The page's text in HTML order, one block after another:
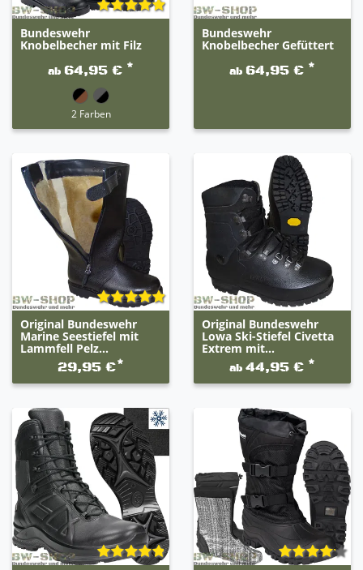
Bundeswehr
Knobelbecher mit Filz
ab 64,95 € *
2 Farben
Bundeswehr
Knobelbecher Gefüttert
ab 64,95 € *
Original Bundeswehr
Marine Seestiefel mit
Lammfell Pelz...
29,95 €*
Original Bundeswehr
Lowa Ski-Stiefel Civetta
Extrem mit...
ab 44,95 € *